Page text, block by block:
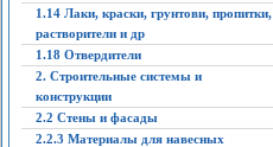
1.14 Лаки, краски, грунтови, пропитки,
растворители и др
1.18 Отвердители
2. Строительные системы и
конструкции
2.2 Стены и фасады
2.2.3 Материалы для навесных